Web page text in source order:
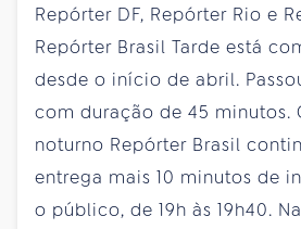
Repórter DF, Repórter Rio e
Repórter Brasil Tarde está
desde o início de abril.
com duração de 45 minutos.
noturno Repórter Brasil
entrega mais 10 minutos de
o público, de 19h às 19h40.